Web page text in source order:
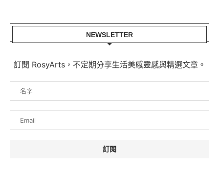
NEWSLETTER
訂閱 RosyArts，不定期分享生活美感靈感與精選文章。